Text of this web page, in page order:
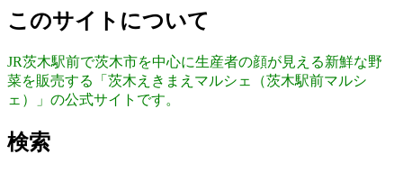
このサイトについて
JR茨木駅前で茨木市を中心に生産者の顔が見える新鮮な野
菜を販売する「茨木えきまえマルシェ（茨木駅前マルシ
ェ）」の公式サイトです。
検索